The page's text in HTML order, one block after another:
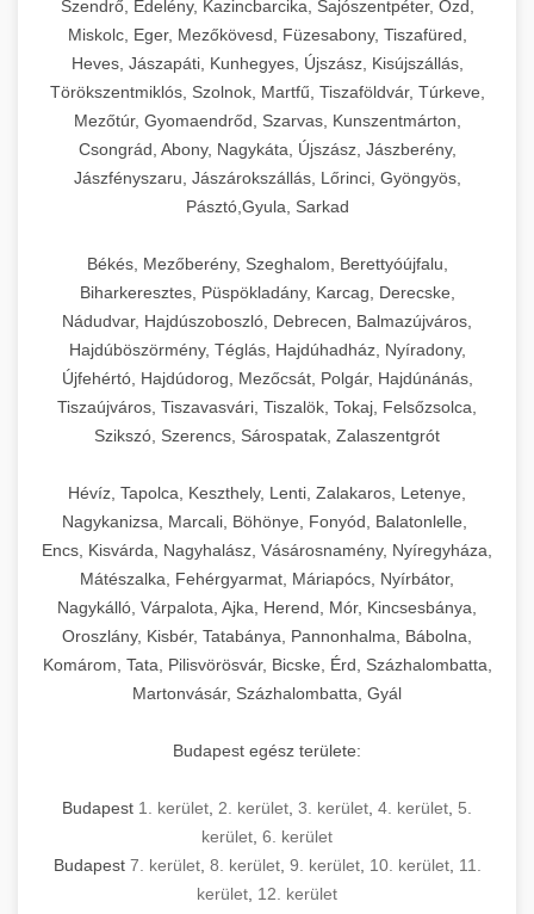
Szendrő, Edelény, Kazincbarcika, Sajószentpéter, Ózd,
Miskolc, Eger, Mezőkövesd, Füzesabony, Tiszafüred,
Heves, Jászapáti, Kunhegyes, Újszász, Kisújszállás,
Törökszentmiklós, Szolnok, Martfű, Tiszaföldvár, Túrkeve,
Mezőtúr, Gyomaendrőd, Szarvas, Kunszentmárton,
Csongrád, Abony, Nagykáta, Újszász, Jászberény,
Jászfényszaru, Jászárokszállás, Lőrinci, Gyöngyös,
Pásztó,Gyula, Sarkad
Békés, Mezőberény, Szeghalom, Berettyóújfalu,
Biharkeresztes, Püspökladány, Karcag, Derecske,
Nádudvar, Hajdúszoboszló, Debrecen, Balmazújváros,
Hajdúböszörmény, Téglás, Hajdúhadház, Nyíradony,
Újfehértó, Hajdúdorog, Mezőcsát, Polgár, Hajdúnánás,
Tiszaújváros, Tiszavasvári, Tiszalök, Tokaj, Felsőzsolca,
Szikszó, Szerencs, Sárospatak, Zalaszentgrót
Hévíz, Tapolca, Keszthely, Lenti, Zalakaros, Letenye,
Nagykanizsa, Marcali, Böhönye, Fonyód, Balatonlelle,
Encs, Kisvárda, Nagyhalász, Vásárosnamény, Nyíregyháza,
Mátészalka, Fehérgyarmat, Máriapócs, Nyírbátor,
Nagykálló, Várpalota, Ajka, Herend, Mór, Kincsesbánya,
Oroszlány, Kisbér, Tatabánya, Pannonhalma, Bábolna,
Komárom, Tata, Pilisvörösvár, Bicske, Érd, Százhalombatta,
Martonvásár, Százhalombatta, Gyál
Budapest egész területe:
Budapest 1. kerület 2. kerület 3. kerület 4. kerület 5.
kerület 6. kerület
Budapest 7. kerület, 8. kerület, 9. kerület, 10. kerület, 11.
kerület 12. kerület